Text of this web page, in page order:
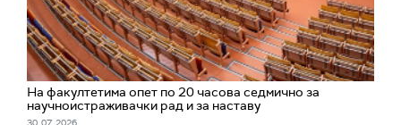
На факултетима опет по 20 часова седмично за
научноистраживачки рад и за наставу
30. 07. 2026.